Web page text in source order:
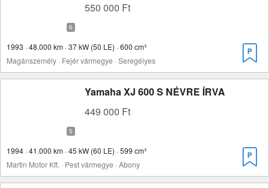
550 000 Ft
1993 · 48.000 km · 37 kW (50 LE) · 600 cm³
Magánszemély · Fejér vármegye · Seregélyes
Yamaha XJ 600 S NÉVRE ÍRVA
449 000 Ft
1994 · 41.000 km · 45 kW (60 LE) · 599 cm³
Martin Motor Kft. · Pest vármegye · Abony